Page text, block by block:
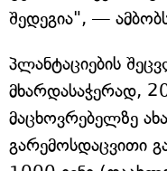
შედეგია", —
პლანტაციების
მხარდასაჭერად,
მაცხოვრებელზე
გარემოსდაცვითი